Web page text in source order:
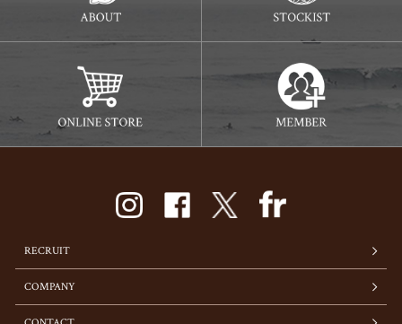
RECRUIT
COMPANY